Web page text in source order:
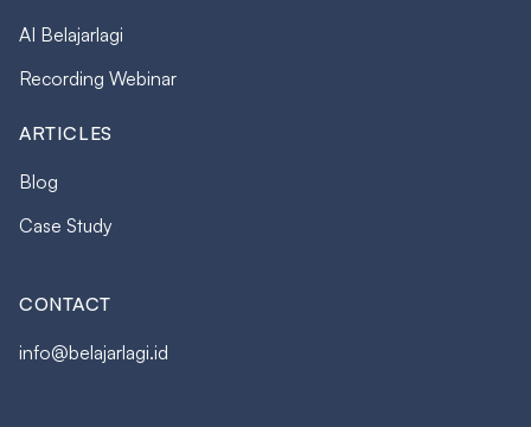
AI Belajarlagi
Recording Webinar
ARTICLES
Blog
Case Study
CONTACT
info@belajarlagi.id